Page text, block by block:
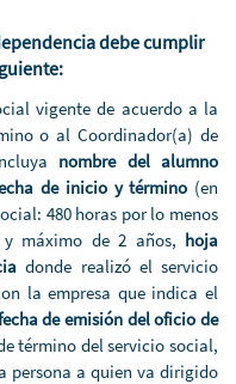
debe cumplir
vigente de acuerdo a la
o al Coordinador(a) de
nombre del alumno
de inicio y término (en
480 horas por lo menos
máximo de 2 años, hoja
donde realizó el servicio
la empresa que indica el
de emisión del oficio de
término del servicio social,
persona a quien va dirigido